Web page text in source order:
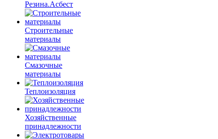
Резина.Асбест
Строительные
материалы
Смазочные
материалы
Теплоизоляция
Хозяйственные
принадлежности